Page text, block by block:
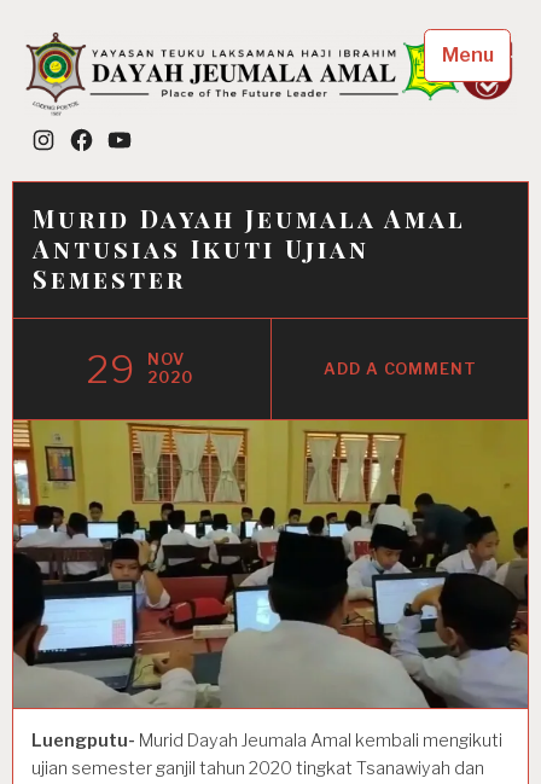
content
Dayah Jeumala Amal
Place of The Future Leader
Instagram
FacebookYouTube
Menu
Murid Dayah Jeumala Amal
Antusias Ikuti Ujian
Semester
29
NOV
2020
ADD A COMMENT
Luengputu- Murid Dayah Jeumala Amal kembali mengikuti
ujian semester ganjil tahun 2020 tingkat Tsanawiyah dan